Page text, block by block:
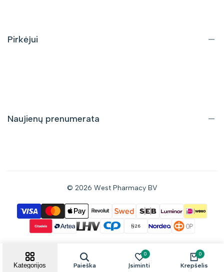
Pirkėjui
Naujienų prenumerata
Sutinku gauti naujienas el. paštu
© 2026 West Pharmacy BV
Kategorijos Paieška
0
Įsiminti
0
Krepšelis